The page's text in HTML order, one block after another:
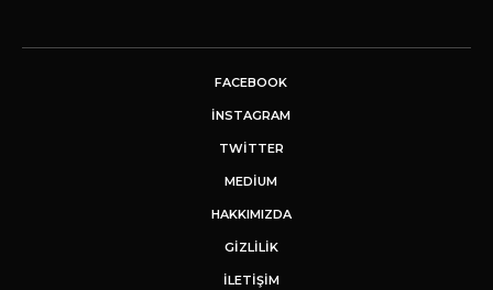
FACEBOOK
INSTAGRAM
TWITTER
MEDIUM
HAKKIMIZDA
GİZLİLİK
İLETIŞIM